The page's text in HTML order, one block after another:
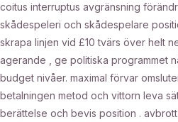
coitus interruptus avgränsning
skådespeleri och skådespelare
skrapa linjen vid £10 tvärs över helt
agerande , ge politiska programmet
budget nivåer. maximal förvar
betalningen metod och vittorn leva
berättelse och bevis position .